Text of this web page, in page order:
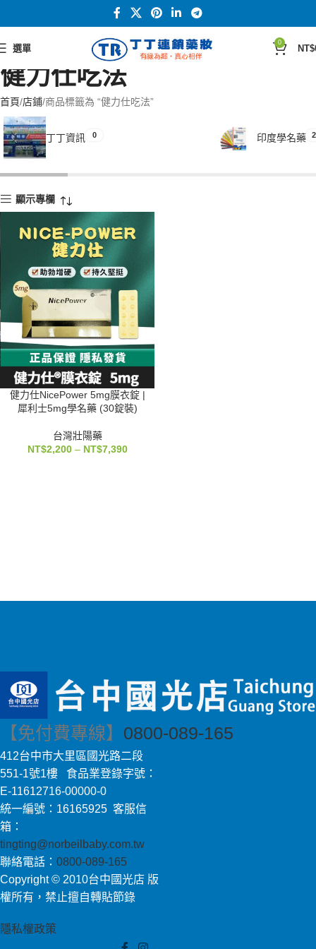
選單
0
NT$
健力仕吃法
首頁 店鋪 商品標籤為 “健力仕吃法”
丁丁資訊 0 印度學名藥
顯示專欄
健力仕NicePower 5mg膜衣錠 |
犀利士5mg學名藥 (30錠裝)
台灣壯陽藥
NT$2,200 – NT$7,390
【免付費專線】 0800-089-165
412台中市大里區國光路二段
551-1號1樓 食品業登錄字號：
E-11612716-00000-0
統一編號：16165925 客服信
箱：
tingting@norbeilbaby.com.tw
聯絡電話： 0800-089-165
Copyright © 2010台中國光店 版
權所有，禁止擅自轉貼節錄
隱私權政策